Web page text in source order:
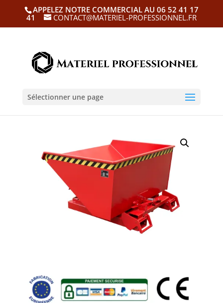
APPELEZ NOTRE COMMERCIAL AU 06 52 41 17
41
CONTACT@MATERIEL-PROFESSIONNEL.FR
Sélectionner une page